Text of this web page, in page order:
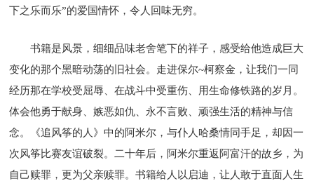
下之乐而乐”的爱国情怀，令人回味无穷。
书籍是风景，细细品味老舍笔下的祥子，感受给他造成巨大
变化的那个黑暗动荡的旧社会。走进保尔~柯察金，让我们一同
经历那在学校受屈辱、在战斗中受重伤、用生命修铁路的岁月。
体会他勇于献身、嫉恶如仇、永不言败、顽强生活的精神与信
念。《追风筝的人》中的阿米尔，与仆人哈桑情同手足，却因一
次风筝比赛友谊破裂。二十年后，阿米尔重返阿富汗的故乡，为
自己赎罪，更为父亲赎罪。书籍给人以启迪，让人敢于直面人生